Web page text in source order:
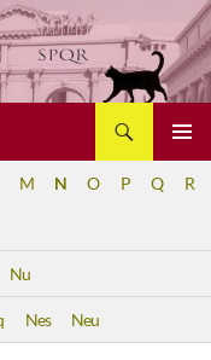
M N O P Q R
Nu
Nes Neu